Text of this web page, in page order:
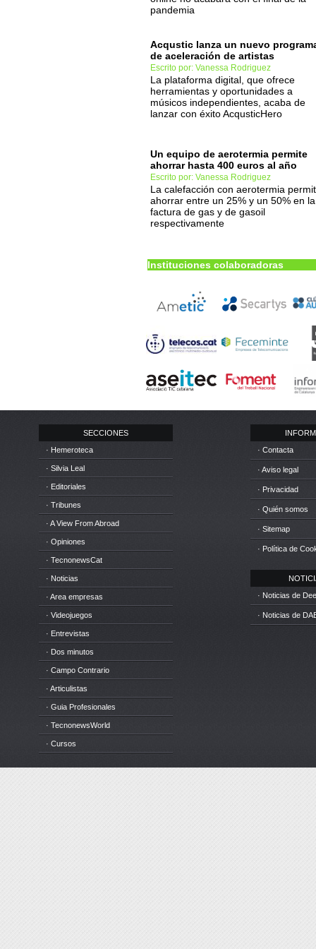
pandemia
Acqustic lanza un nuevo
de aceleración de artistas
Escrito por: Vanessa Rodriguez
La plataforma digital, que ofrece
herramientas y oportunidades a
músicos independientes, acaba de
lanzar con éxito AcqusticHero
Un equipo de aerotermia permite
ahorrar hasta 400 euros al año
Escrito por: Vanessa Rodriguez
La calefacción con aerotermia
ahorrar entre un 25% y un 50% en la
factura de gas y de gasoil
respectivamente
Instituciones colaboradoras
SECCIONES
· Hemeroteca
· Silvia Leal
· Editoriales
· Tribunes
· A View From Abroad
· Opiniones
· TecnonewsCat
· Noticias
· Area empresas
· Videojuegos
· Entrevistas
· Dos minutos
· Campo Contrario
· Articulistas
· Guia Profesionales
· TecnonewsWorld
· Cursos
· Contacta
· Aviso legal
· Privacidad
· Quién somos
· Sitemap
· Política de
· Noticias de
· Noticias de